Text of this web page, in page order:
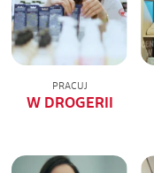
PRACUJ
W DROGERII